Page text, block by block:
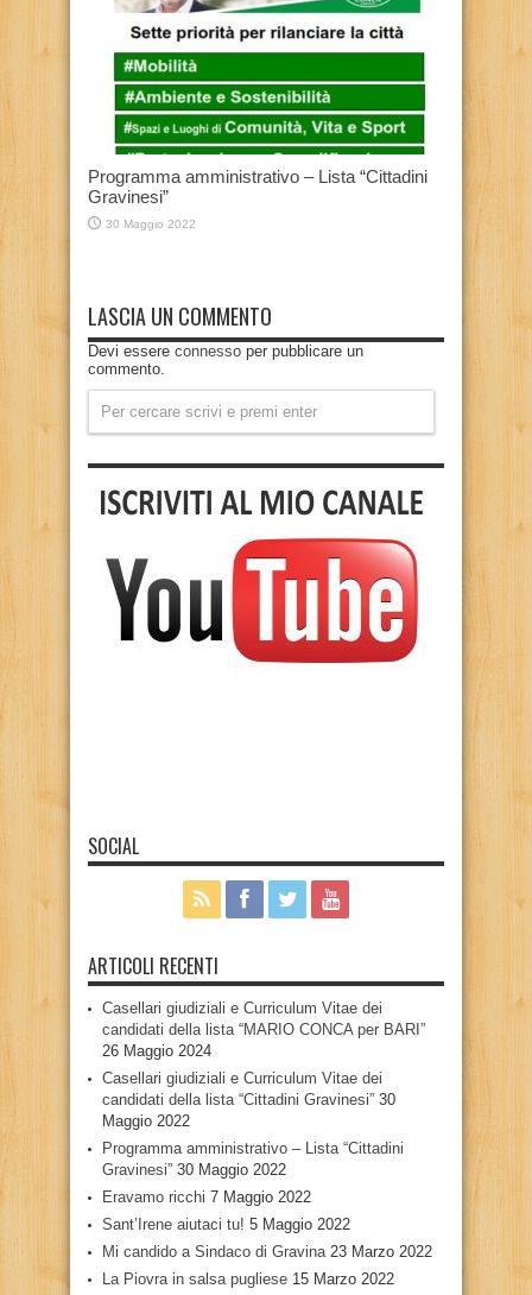
Programma amministrativo – Lista “Cittadini
Gravinesi”
30 Maggio 2022
LASCIA UN COMMENTO
Devi essere connesso per pubblicare un
commento.
SOCIAL
ARTICOLI RECENTI
Casellari giudiziali e Curriculum Vitae dei
candidati della lista “MARIO CONCA per BARI”
26 Maggio 2024
Casellari giudiziali e Curriculum Vitae dei
candidati della lista “Cittadini Gravinesi” 30
Maggio 2022
Programma amministrativo – Lista “Cittadini
Gravinesi” 30 Maggio 2022
Eravamo ricchi 7 Maggio 2022
Sant’Irene aiutaci tu! 5 Maggio 2022
Mi candido a Sindaco di Gravina 23 Marzo 2022
La Piovra in salsa pugliese 15 Marzo 2022